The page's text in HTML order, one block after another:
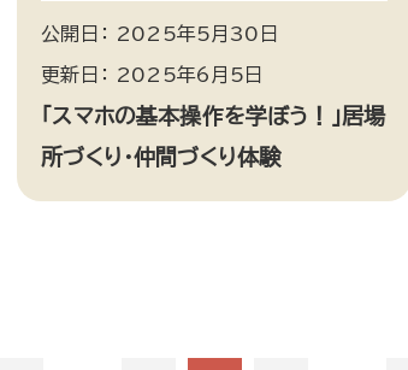
公開日： 2025年5月30日
更新日： 2025年6月5日
「スマホの基本操作を学ぼう！」居場
所づくり・仲間づくり体験